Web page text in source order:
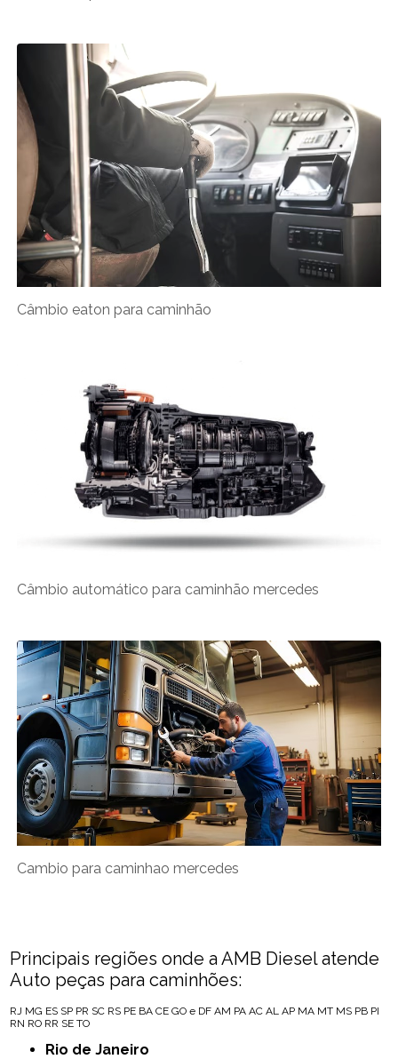
Câmbio eaton para caminhão
Câmbio automático para caminhão mercedes
Cambio para caminhao mercedes
Principais regiões onde a AMB Diesel atende
Auto peças para caminhões:
RJ MG ES SP PR SC RS PE BA CE GO e DF AM PA AC AL AP MA MT MS PB PI
RN RO RR SE TO
Rio de Janeiro